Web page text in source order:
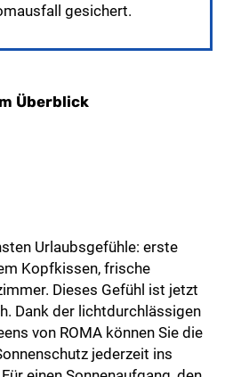
gesichert.
Überblick
Urlaubsgefühle: erste
Kopfkissen, frische
Dieses Gefühl ist jetzt
Dank der lichtdurchlässigen
von ROMA können Sie die
jederzeit ins